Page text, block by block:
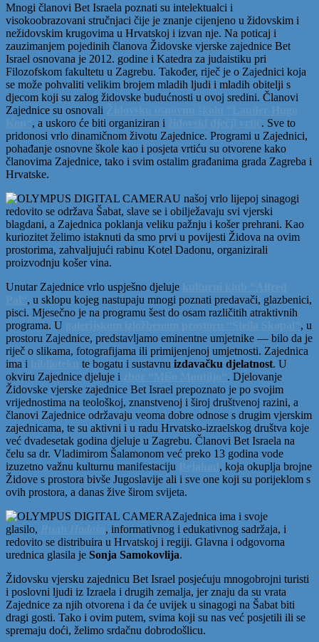
Mnogi članovi Bet Israela poznati su intelektualci i
visokoobrazovani stručnjaci čije je znanje cijenjeno u židovskim i
nežidovskim krugovima u Hrvatskoj i izvan nje. Na poticaj i
zauzimanjem pojedinih članova Židovske vjerske zajednice Bet
Israel osnovana je 2012. godine i Katedra za judaistiku pri
Filozofskom fakultetu u Zagrebu. Također, riječ je o Zajednici koja
se može pohvaliti velikim brojem mladih ljudi i mladih obitelji s
djecom koji su zalog židovske budućnosti u ovoj sredini. Članovi
Zajednice su osnovali
, a uskoro će biti organiziran i
. Sve to
pridonosi vrlo dinamičnom životu Zajednice. Programi u Zajednici,
pohađanje osnovne škole kao i posjeta vrtiću su otvorene kako
članovima Zajednice, tako i svim ostalim građanima grada Zagreba i
Hrvatske.
U našoj vrlo lijepoj sinagogi
redovito se održava Šabat, slave se i obilježavaju svi vjerski
blagdani, a Zajednica poklanja veliku pažnju i košer prehrani. Kao
kuriozitet želimo istaknuti da smo prvi u povijesti Židova na ovim
prostorima, zahvaljujući rabinu Kotel Dadonu, organizirali
proizvodnju košer vina.
Unutar Zajednice vrlo uspješno djeluje
, u sklopu kojeg nastupaju mnogi poznati predavači, glazbenici,
pisci. Mjesečno je na programu šest do osam različitih atraktivnih
programa. U
, u
prostoru Zajednice, predstavljamo eminentne umjetnike — bilo da je
riječ o slikama, fotografijama ili primijenjenoj umjetnosti. Zajednica
ima i
te bogatu i sustavnu izdavačku djelatnost. U
okviru Zajednice djeluje i
. Djelovanje
Židovske vjerske zajednice Bet Israel prepoznato je po svojim
vrijednostima na teološkoj, znanstvenoj i široj društvenoj razini, a
članovi Zajednice održavaju veoma dobre odnose s drugim vjerskim
zajednicama, te su aktivni i u radu Hrvatsko-izraelskog društva koje
već dvadesetak godina djeluje u Zagrebu. Članovi Bet Israela na
čelu sa dr. Vladimirom Šalamonom već preko 13 godina vode
izuzetno važnu kulturnu manifestaciju
, koja okuplja brojne
Židove s prostora bivše Jugoslavije ali i sve one koji su porijeklom s
ovih prostora, a danas žive širom svijeta.
Zajednica ima i svoje
glasilo,
, informativnog i edukativnog sadržaja, i
redovito se distribuira u Hrvatskoj i regiji. Glavna i odgovorna
urednica glasila je Sonja Samokovlija.
Židovsku vjersku zajednicu Bet Israel posjećuju mnogobrojni turisti
i poslovni ljudi iz Izraela i drugih zemalja, jer znaju da su vrata
Zajednice za njih otvorena i da će uvijek u sinagogi na Šabat biti
dragi gosti. Tako i ovim putem, svima koji su nas već posjetili ili se
spremaju doći, želimo srdačnu dobrodošlicu.